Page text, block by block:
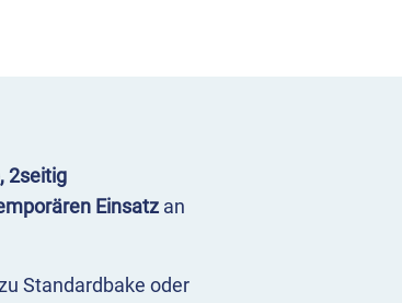
2seitig
Einsatz an
Standardbake oder